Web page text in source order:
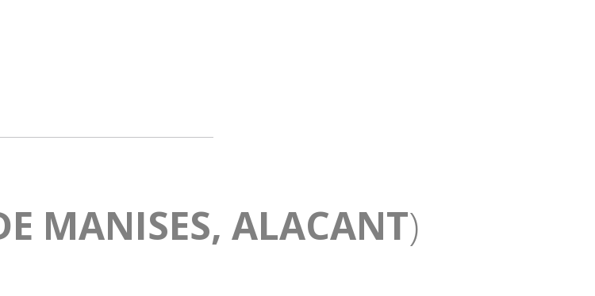
MANISES, ALACANT)